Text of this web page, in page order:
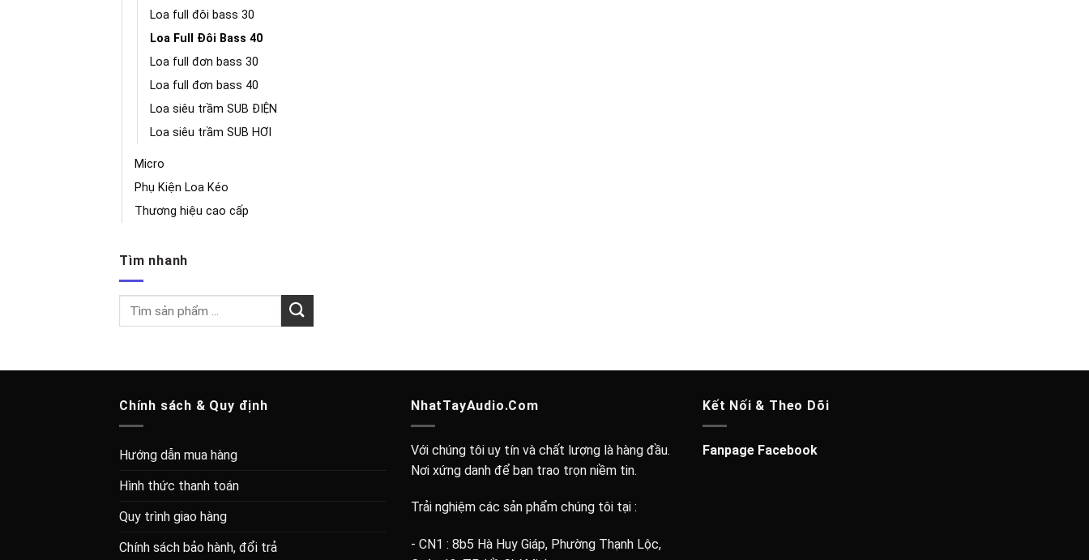
Loa full đôi bass 30
Loa Full Đôi Bass 40
Loa full đơn bass 30
Loa full đơn bass 40
Loa siêu trầm SUB ĐIỆN
Loa siêu trầm SUB HƠI
Micro
Phụ Kiện Loa Kéo
Thương hiệu cao cấp
Tìm nhanh
Tìm
Chính sách & Quy định
Hướng dẫn mua hàng
Hình thức thanh toán
Quy trình giao hàng
Chính sách bảo hành, đổi trả
NhatTayAudio.Com
Với chúng tôi uy tín và chất lượng là hàng đầu.
Nơi xứng danh để bạn trao trọn niềm tin.
Trải nghiệm các sản phẩm chúng tôi tại :
- CN1 : 8b5 Hà Huy Giáp, Phường Thạnh Lộc,
Kết Nối & Theo Dõi
Fanpage Facebook